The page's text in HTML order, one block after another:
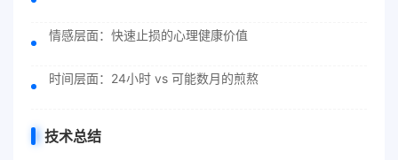
情感层面：快速止损的心理健康价值
时间层面：24小时 vs 可能数月的煎熬
技术总结